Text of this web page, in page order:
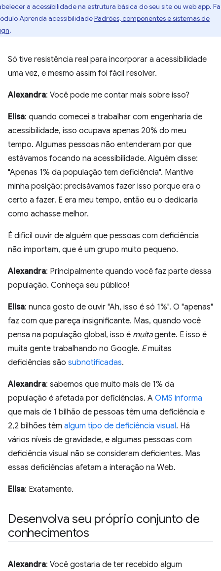
a acessibilidade na estrutura básica do seu site ou web app.
Aprenda acessibilidadePadrões, componentes e sistemas de
.
Só tive resistência real para incorporar a acessibilidade
uma vez, e mesmo assim foi fácil resolver.
Alexandra: Você pode me contar mais sobre isso?
Elisa: quando comecei a trabalhar com engenharia de
acessibilidade, isso ocupava apenas 20% do meu
tempo. Algumas pessoas não entenderam por que
estávamos focando na acessibilidade. Alguém disse:
"Apenas 1% da população tem deficiência". Mantive
minha posição: precisávamos fazer isso porque era o
certo a fazer. E era meu tempo, então eu o dedicaria
como achasse melhor.
É difícil ouvir de alguém que pessoas com deficiência
não importam, que é um grupo muito pequeno.
Alexandra: Principalmente quando você faz parte dessa
população. Conheça seu público!
Elisa: nunca gosto de ouvir "Ah, isso é só 1%". O "apenas"
faz com que pareça insignificante. Mas, quando você
pensa na população global, isso é muitagente. E isso é
muita gente trabalhando no Google. Emuitas
deficiências são subnotificadas.
Alexandra: sabemos que muito mais de 1% da
população é afetada por deficiências. A OMS informa
que mais de 1 bilhão de pessoas têm uma deficiência e
2,2 bilhões têm algum tipo de deficiência visual. Há
vários níveis de gravidade, e algumas pessoas com
deficiência visual não se consideram deficientes. Mas
essas deficiências afetam a interação na Web.
Elisa: Exatamente.
Desenvolva seu próprio conjunto de
conhecimentos
Alexandra: Você gostaria de ter recebido algum